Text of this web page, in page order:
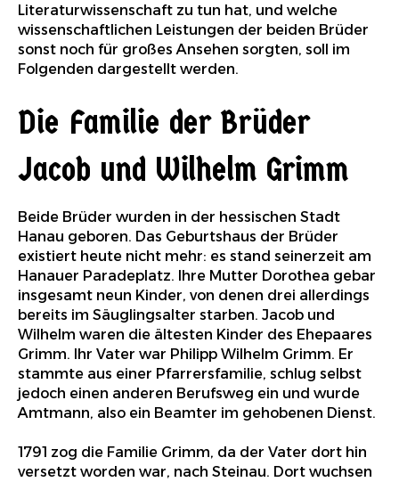
Literaturwissenschaft zu tun hat, und welche
wissenschaftlichen Leistungen der beiden Brüder
sonst noch für großes Ansehen sorgten, soll im
Folgenden dargestellt werden.
Die Familie der Brüder
Jacob und Wilhelm Grimm
Beide Brüder wurden in der hessischen Stadt
Hanau geboren. Das Geburtshaus der Brüder
existiert heute nicht mehr: es stand seinerzeit am
Hanauer Paradeplatz. Ihre Mutter Dorothea gebar
insgesamt neun Kinder, von denen drei allerdings
bereits im Säuglingsalter starben. Jacob und
Wilhelm waren die ältesten Kinder des Ehepaares
Grimm. Ihr Vater war Philipp Wilhelm Grimm. Er
stammte aus einer Pfarrersfamilie, schlug selbst
jedoch einen anderen Berufsweg ein und wurde
Amtmann, also ein Beamter im gehobenen Dienst.
1791 zog die Familie Grimm, da der Vater dort hin
versetzt worden war, nach Steinau. Dort wuchsen